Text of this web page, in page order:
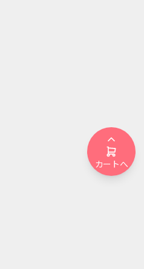
カートへ